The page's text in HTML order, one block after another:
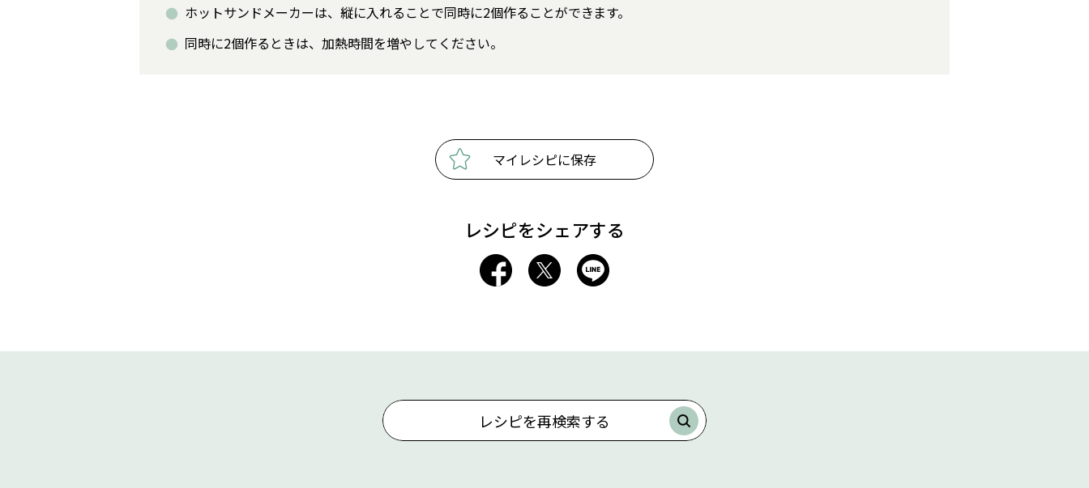
ホットサンドメーカーは、縦に入れることで同時に2個作ることができます。
同時に2個作るときは、加熱時間を増やしてください。
マイレシピに保存
レシピをシェアする
レシピを再検索する